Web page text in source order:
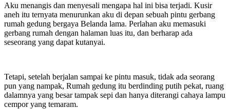
Aku menangis dan menyesali mengapa hal ini bisa terjadi. Kusir
aneh itu ternyata menurunkan aku di depan sebuah pintu gerbang
rumah gedung bergaya Belanda lama. Perlahan aku memasuki
gerbang rumah dengan halaman luas itu, dan berharap ada
seseorang yang dapat kutanyai.
Tetapi, setelah berjalan sampai ke pintu masuk, tidak ada seorang
pun yang nampak, Rumah gedung itu berdinding putih pekat, ruang
dalamnya yang besar tampak sepi dan hanya diterangi cahaya lampu
cempor yang temaram.